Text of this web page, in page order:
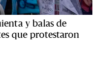
y balas de
que protestaron